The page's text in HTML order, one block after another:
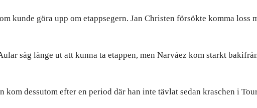
kunde göra upp om etappsegern. Jan Christen försökte komma loss
såg länge ut att kunna ta etappen, men Narváez kom starkt
kom dessutom efter en period där han inte tävlat sedan kraschen i